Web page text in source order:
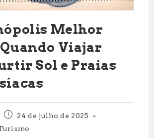
Melhor
Quando Viajar
Sol e Praias
Post24 de julho de 2025